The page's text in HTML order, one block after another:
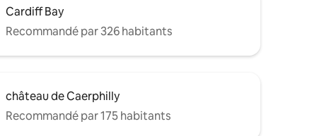
Cardiff Bay
Recommandé par 326 habitants
château de Caerphilly
Recommandé par 175 habitants